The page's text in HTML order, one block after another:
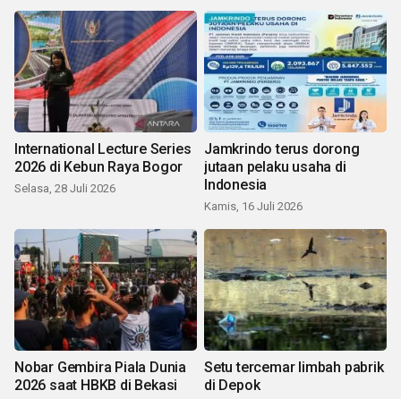
International Lecture Series
2026 di Kebun Raya Bogor
Selasa, 28 Juli 2026
Jamkrindo terus dorong
jutaan pelaku usaha di
Indonesia
Kamis, 16 Juli 2026
Nobar Gembira Piala Dunia
2026 saat HBKB di Bekasi
Setu tercemar limbah pabrik
di Depok